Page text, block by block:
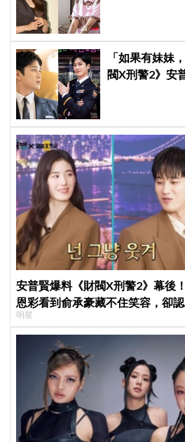
「如果有妹妹
閥X刑警2》安
安普賢爆料《財閥X刑警2》幕後
恩彩看到俞承豪藏不住笑容，卻認
普賢只是「搞笑男」
明星